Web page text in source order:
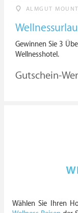
ALMGUT
Gewinnen Sie 3
Wellnesshotel.
Gutschein-
Wählen Sie Ihren